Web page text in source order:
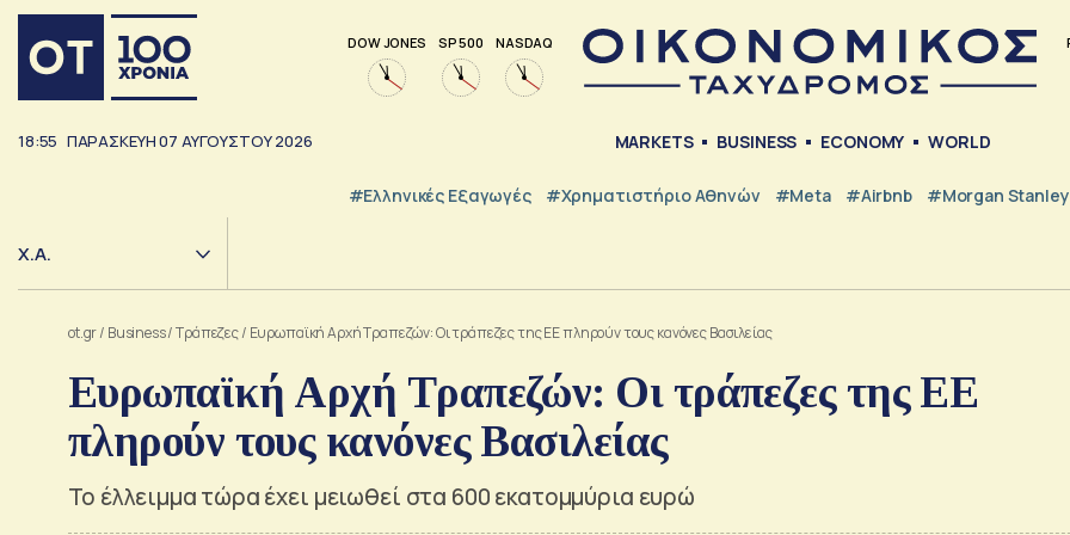
DOW JONES SP 500 NASDAQ
18:55 ΠΑΡΑΣΚΕΥΗ07 ΑΥΓΟΥΣΤΟΥ2026 MARKETS BUSINESS ECONOMY WORLD
#Ελληνικές Εξαγωγές #Χρηματιστήριο Αθηνών #Meta #Airbnb #Morgan Stanley
Χ.Α.
ot.gr/ Business/Τράπεζες/ Ευρωπαϊκή Αρχή Τραπεζών: Οι τράπεζες της ΕΕ πληρούν τους κανόνες Βασιλείας
Ευρωπαϊκή Αρχή Τραπεζών: Οι τράπεζες της ΕΕ
πληρούν τους κανόνες Βασιλείας
Το έλλειμμα τώρα έχει μειωθεί στα 600 εκατομμύρια ευρώ